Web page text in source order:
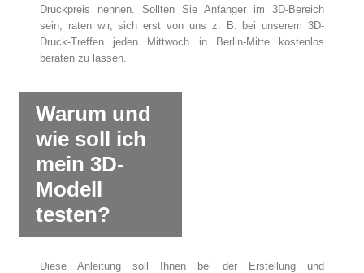
Druckpreis nennen. Sollten Sie Anfänger im 3D-Bereich
sein, raten wir, sich erst von uns z. B. bei unserem 3D-
Druck-Treffen jeden Mittwoch in Berlin-Mitte kostenlos
beraten zu lassen.
Warum und
wie soll ich
mein 3D-
Modell
testen?
Diese Anleitung soll Ihnen bei der Erstellung und